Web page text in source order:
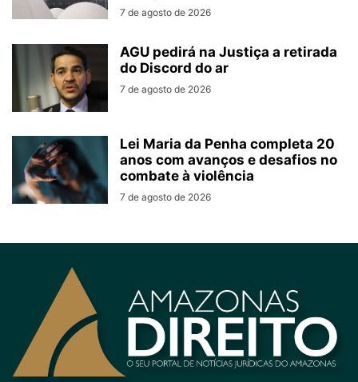
7 de agosto de 2026
AGU pedirá na Justiça a retirada
do Discord do ar
7 de agosto de 2026
Lei Maria da Penha completa 20
anos com avanços e desafios no
combate à violência
7 de agosto de 2026